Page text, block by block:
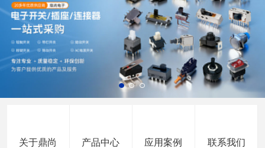
关于鼎尚 产品中心 应用案例 联系我们